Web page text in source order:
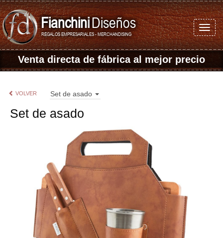
FianchiniDiseños
REGALOS EMPRESARIALES - MERCHANDISING
Venta directa de fábrica al mejor precio
VOLVER Set de asado
Set de asado